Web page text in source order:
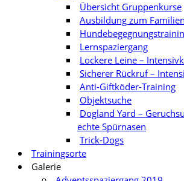
Übersicht Gruppenkurse
Ausbildung zum
Lernspaziergang
Lockere Leine –
Sicherer Rückruf –
Anti-Giftköder-Training
Objektsuche
Dogland Yard –
echte Spürnasen
Trick-Dogs
Trainingsorte
Galerie